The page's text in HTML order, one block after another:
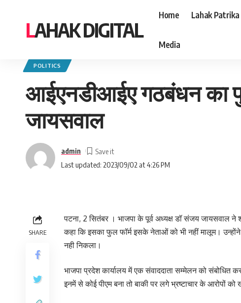
LAHAK DIGITAL
Home Lahak Patrika
Media
आईएनडीआईए गठबंधन का फुल फॉर्म उनके नेताओं को भी
POLITICS
आईएनडीआईए गठबंधन का
जायसवाल
Last updated: 2023/09/02 at 4:26 PM
admin
SHARE
पटना, 2 सितंबर । भाजपा के पूर्व अध्यक्ष डॉ संजय जायसवाल
कहा कि इसका फुल फॉर्म इसके नेताओं को भी नहीं मालूम।
नही निकला।
भाजपा प्रदेश कार्यालय में एक संवाददाता सम्मेलन को
इनमें से कोई पीएम बना तो बाकी पर लगे भ्रष्टाचार के आरोपों को